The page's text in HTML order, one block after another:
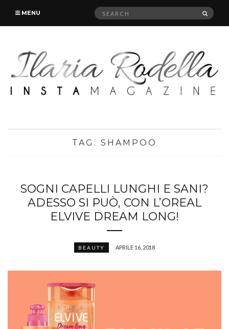
MENU
Search
TAG: SHAMPOO
SOGNI CAPELLI LUNGHI E SANI?
ADESSO SI PUÒ, CON L’OREAL
ELVIVE DREAM LONG!
BEAUTY APRILE 16, 2018